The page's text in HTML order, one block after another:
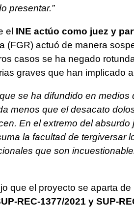
presentar.”
el INE actúo como juez y
(FGR) actuó de manera
casos se ha negado
graves que han implicado
se ha difundido en medios
menos que el desacato
En el extremo del absurdo
la facultad de tergiversar
que son
que el proyecto se aparta de
REC-1377/2021 y SUP-